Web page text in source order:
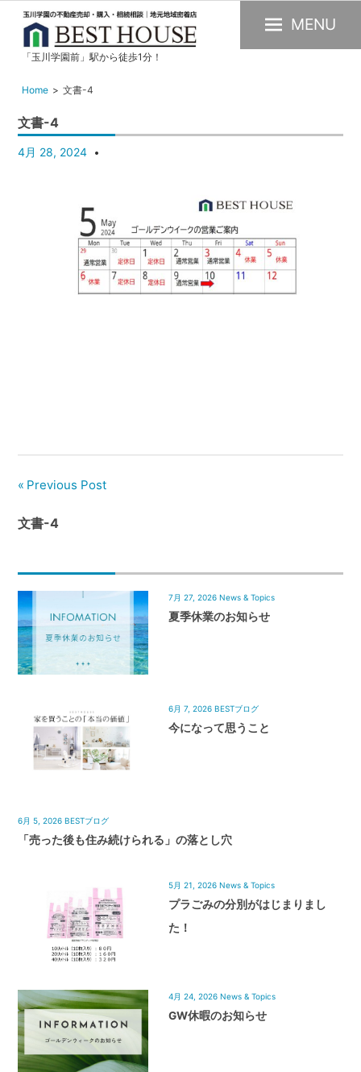
玉
川
園
の
域
密
BEST
「玉川学園前」駅から徒歩1分！
MENU
Home 文書-4
文書-4
4月 28, 2024
Previous Post
文書-4
7月 27, 2026 News & Topics
夏季休業のお知らせ
6月 7, 2026 BESTブログ
今になって思うこと
6月 5, 2026 BESTブログ
「売った後も住み続けられる」の落とし穴
5月 21, 2026 News & Topics
プラごみの分別がはじまりまし
た！
4月 24, 2026 News & Topics
GW休暇のお知らせ